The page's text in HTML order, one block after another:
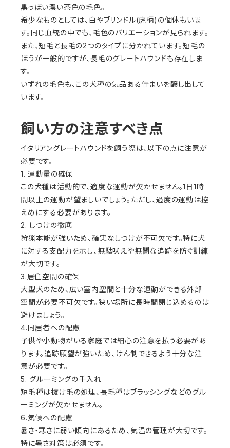
黒っぽい濃い茶色の毛色。
希少なものとしては、白やブリンドル(虎柄)の個体もいま
す。同じ血統の中でも、毛色のバリエーションが見られます。
また、短毛と長毛の2つのタイプに分かれています。短毛の
ほうが一般的ですが、長毛のグレートハウンドも存在しま
す。
いずれの毛色も、この犬種の気品ある佇まいを醸し出して
います。
飼い方の注意すべき点
イタリアングレートハウンドを飼う際は、以下の点に注意が
必要です。
1. 運動量の確保
この犬種は活動的で、適度な運動が欠かせません。1日1時
間以上の運動が望ましいでしょう。ただし、過度の運動は控
えめにする必要があります。
2. しつけの徹底
狩猟本能が強いため、確実なしつけが不可欠です。特に犬
に対する支配力を示し、無駄吠えや無闇な追跡を防ぐ訓練
が大切です。
3.居住空間の確保
大型犬のため、広い室内空間と十分な運動ができる外部
空間が必要不可欠です。狭い場所に長時間閉じ込めるのは
避けましょう。
4.同居者への配慮
子供や小動物がいる家庭では細心の注意を払う必要があ
ります。追跡願望が強いため、けん制できるよう十分な注
意が必要です。
5. グルーミングの手入れ
短毛種は抜け毛の処理、長毛種はブラッシングなどのグル
ーミングが欠かせません。
6.気候への配慮
暑さ・寒さに弱い傾向にあるため、気温の管理が大切です。
特に暑さ対策は必須です。